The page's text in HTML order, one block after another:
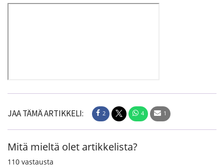
JAA TÄMÄ ARTIKKELI: 2 4 1
Mitä mieltä olet artikkelista?
110 vastausta